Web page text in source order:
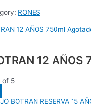
RONES
12 AÑOS
of 5